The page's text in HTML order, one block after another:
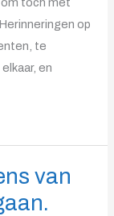
op
te
en
van